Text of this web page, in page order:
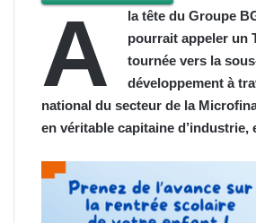
A
la tête du Groupe
pourrait appeler un
tournée vers la
développement à
national du secteur de la
en véritable capitaine